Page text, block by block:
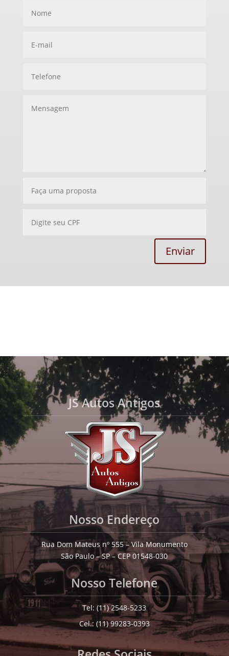
Enviar
JS Autos Antigos
Nosso Endereço
Rua Dom Mateus nº 555 – Vila Monumento
São Paulo – SP – CEP 01548-030
Nosso Telefone
Tel: (11) 2548-5233
Cel.: (11) 99283-0393